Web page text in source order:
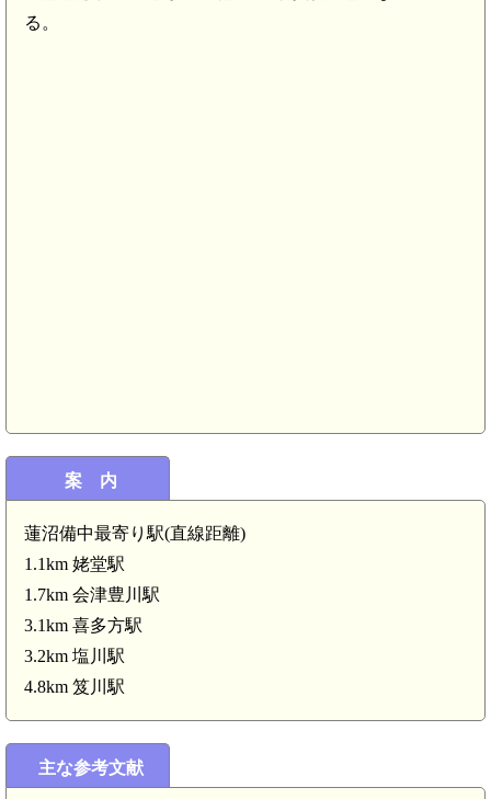
る。
案 内
蓮沼備中最寄り駅(直線距離)
1.1km 姥堂駅
1.7km 会津豊川駅
3.1km 喜多方駅
3.2km 塩川駅
4.8km 笈川駅
主な参考文献